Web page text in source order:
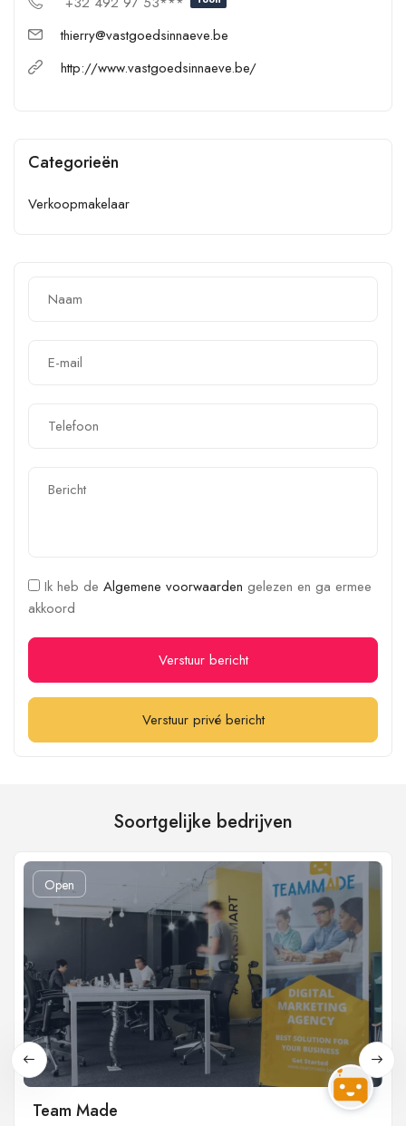
thierry@vastgoedsinnaeve.be
http://www.vastgoedsinnaeve.be/
Categorieën
Verkoopmakelaar
Ik heb de Algemene voorwaarden gelezen en ga ermee
akkoord
Verstuur bericht
Verstuur privé bericht
Soortgelijke bedrijven
Open
Team Made